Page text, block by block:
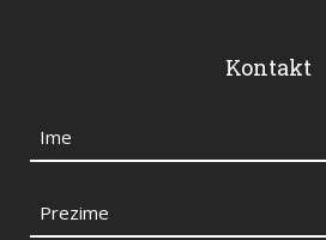
Kontakt
Ime
Prezime